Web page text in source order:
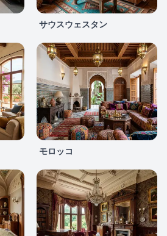
サウスウェスタン
モロッコ